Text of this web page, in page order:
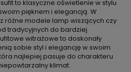
to klasyczne oświetlenie w stylu
pięknem i elegancją. W
różne modele lamp wiszących czy
tradycyjnych do bardziej
witrażowe to doskonały
sobie styl i elegancję w swoim
najlepiej pasuje do charakteru
klimat.